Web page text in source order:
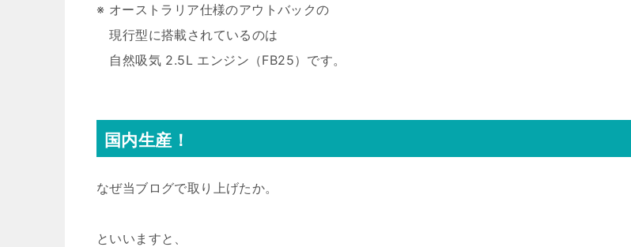
※ オーストラリア仕様のアウトバックの
現行型に搭載されているのは
自然吸気 2.5L エンジン（FB25）です。
国内生産！
なぜ当ブログで取り上げたか。
といいますと、